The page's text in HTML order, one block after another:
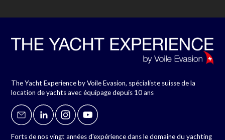
The Yacht Experience by Voile Evasion, spécialiste suisse de la
location de yachts avec équipage depuis 10 ans
Forts de nos vingt années d'expérience dans le domaine du yachting